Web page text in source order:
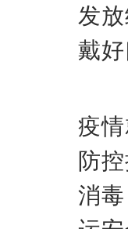
发
戴
疫
防
消